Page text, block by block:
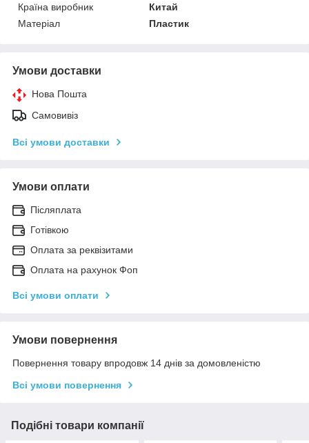
Країна виробник
Китай
Матеріал
Пластик
Умови доставки
Нова Пошта
Самовивіз
Всі умови доставки
Умови оплати
Післяплата
Готівкою
Оплата за реквізитами
Оплата на рахунок Фоп
Всі умови оплати
Умови повернення
Повернення товару впродовж 14 днів за домовленістю
Всі умови повернення
Подібні товари компанії